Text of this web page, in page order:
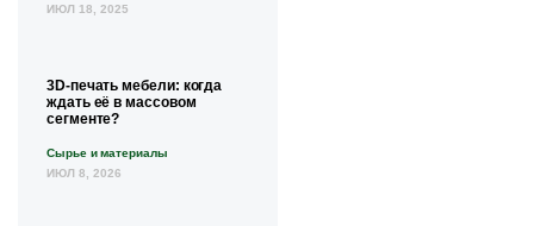
ИЮЛ 18, 2025
3D-печать мебели: когда
ждать её в массовом
сегменте?
Сырье и материалы
ИЮЛ 8, 2026